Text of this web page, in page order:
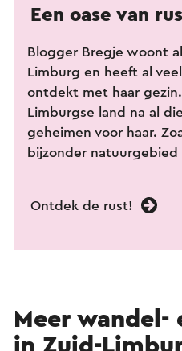
Een oase van
Blogger Bregje woont
Limburg en heeft al
ontdekt met haar
Limburgse land na al
geheimen voor haar.
bijzonder natuurgebied
Ontdek de rust!
Meer
in Zuid-